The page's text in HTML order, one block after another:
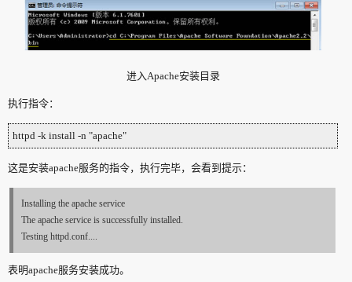
进入Apache安装目录
执行指令：
httpd -k install -n "apache"
这是安装apache服务的指令，执行完毕，会看到提示：
Installing the apache service
The apache service is successfully installed.
Testing httpd.conf....
表明apache服务安装成功。